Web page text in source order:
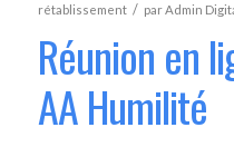
rétablissement / parAdmin
Réunion en
AA Humilité